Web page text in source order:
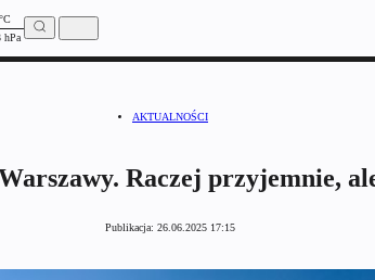
hPa
AKTUALNOŚCI
Raczej przyjemnie,
Publikacja: 26.06.2025 17:15